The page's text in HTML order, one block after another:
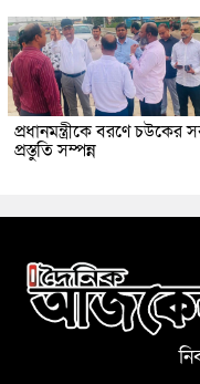
প্রধানমন্ত্রীকে বরণে চউকের
প্রস্তুতি সম্পন্ন